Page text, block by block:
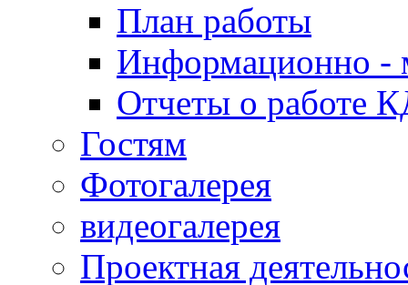
План работы
Информационно -
Отчеты о работе
Гостям
Фотогалерея
видеогалерея
Проектная